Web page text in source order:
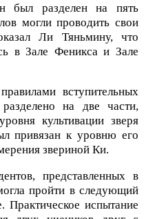
был разделен на пять
могли проводить свои
Ли Тяньмину, что
в Зале Феникса и Зале
вступительных
на две части,
культивации зверя
привязан к уровню его
звериной Ки.
представленных в
пройти в следующий
Практическое испытание